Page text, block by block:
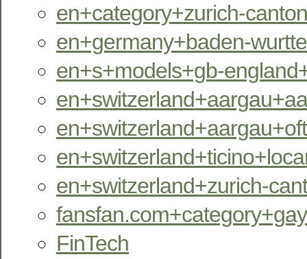
en+category+zurich-
en+germany+baden-
en+s+models+gb-
en+switzerland+zurich-
FinTech